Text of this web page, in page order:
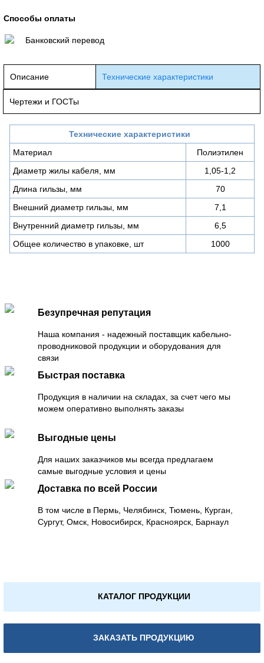
Способы оплаты
Банковский перевод
Описание Технические характеристики
Чертежи и ГОСТы
Технические характеристики
Материал
Полиэтилен
Диаметр жилы кабеля, мм
1,05-1,2
Длина гильзы, мм
70
Внешний диаметр гильзы, мм
7,1
Внутренний диаметр гильзы, мм
6,5
Общее количество в упаковке, шт
1000
Безупречная репутация
Наша компания - надежный поставщик кабельно-
проводниковой продукции и оборудования для
связи
Быстрая поставка
Продукция в наличии на складах, за счет чего мы
можем оперативно выполнять заказы
Выгодные цены
Для наших заказчиков мы всегда предлагаем
самые выгодные условия и цены
Доставка по всей России
В том числе в Пермь, Челябинск, Тюмень, Курган,
Сургут, Омск, Новосибирск, Красноярск, Барнаул
КАТАЛОГ ПРОДУКЦИИ
ЗАКАЗАТЬ ПРОДУКЦИЮ